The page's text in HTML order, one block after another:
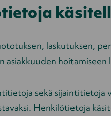
laskutuksen,
asiakkuuden
sekä
Henkilötietoja